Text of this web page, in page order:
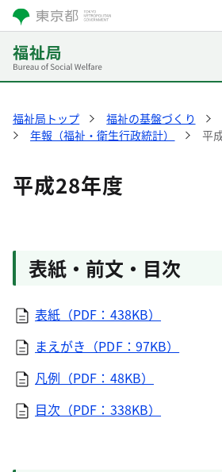
福祉局トップ 福祉の基盤づくり
年報（福祉・衛生行政統計）
平
平成28年度
表紙・前文・目次
表紙（PDF：438KB）
まえがき（PDF：97KB）
凡例（PDF：48KB）
目次（PDF：338KB）